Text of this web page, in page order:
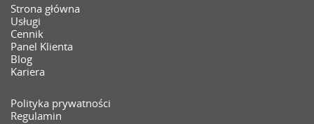
Strona główna
Usługi
Cennik
Panel Klienta
Blog
Kariera
Polityka prywatności
Regulamin